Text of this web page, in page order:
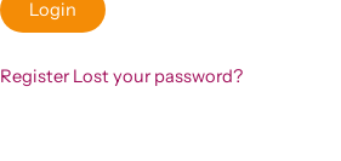
Register Lost your password?